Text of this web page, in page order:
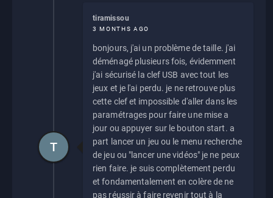
tiramissou
3 MONTHS AGO
bonjours, j'ai un problème de taille. j'ai
déménagé plusieurs fois, évidemment
j'ai sécurisé la clef USB avec tout les
jeux et je l'ai perdu. je ne retrouve plus
cette clef et impossible d'aller dans les
paramétrages pour faire une mise a
jour ou appuyer sur le bouton start. a
part lancer un jeu ou le menu recherche
de jeu ou "lancer une vidéos" je ne peux
rien faire. je suis complètement perdu
et fondamentalement en colère de ne
pas réussir à faire revenir tout à la
T